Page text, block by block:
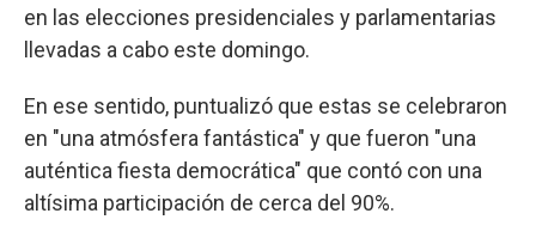
en las elecciones presidenciales y parlamentarias
llevadas a cabo este domingo.
En ese sentido, puntualizó que estas se celebraron
en "una atmósfera fantástica" y que fueron "una
auténtica fiesta democrática" que contó con una
altísima participación de cerca del 90%.